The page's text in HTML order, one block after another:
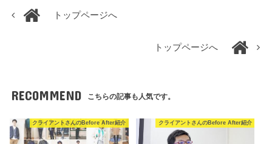
トップページへ
トップページへ
RECOMMEND こちらの記事も人気です。
クライアントさんのBefore After紹介 クライアントさんのBefore After紹介